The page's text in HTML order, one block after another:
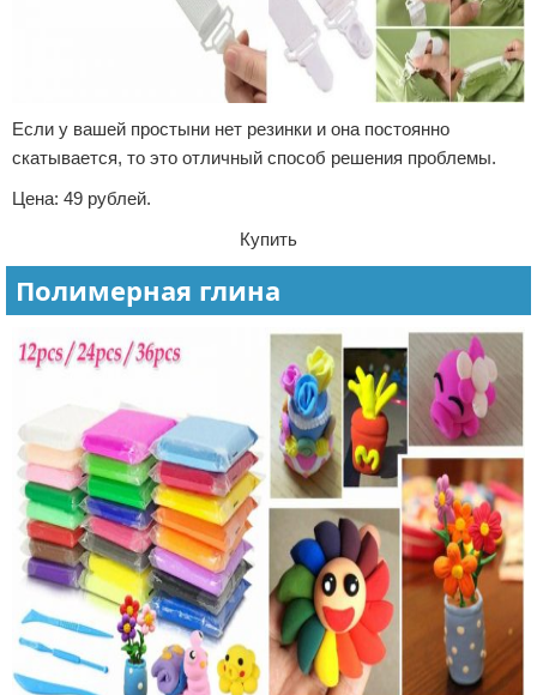
Если у вашей простыни нет резинки и она постоянно
скатывается, то это отличный способ решения проблемы.
Цена: 49 рублей.
Купить
Полимерная глина